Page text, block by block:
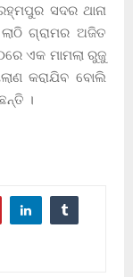
ସଦର ଥାନା
ଗ୍ରାମର ଅଜିତ
ଏକ ମାମଲା ରୁଜୁ
କରାଯିବ ବୋଲି
।